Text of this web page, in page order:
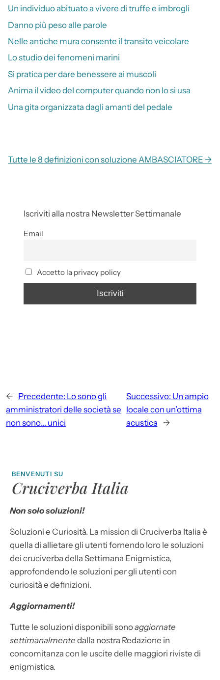
Un individuo abituato a vivere di truffe e imbrogli
Danno più peso alle parole
Nelle antiche mura consente il transito veicolare
Lo studio dei fenomeni marini
Si pratica per dare benessere ai muscoli
Anima il video del computer quando non lo si usa
Una gita organizzata dagli amanti del pedale
Tutte le 8 definizioni con soluzione AMBASCIATORE →
Iscriviti alla nostra Newsletter Settimanale
Email
Accetto la privacy policy
← Precedente: Lo sono gli
amministratori delle società se
non sono… unici
Successivo: Un ampio
locale con un’ottima
acustica
→
BENVENUTI SU
Cruciverba Italia
Non solo soluzioni!
Soluzioni e Curiosità. La mission di Cruciverba Italia è
quella di allietare gli utenti fornendo loro le soluzioni
dei cruciverba della Settimana Enigmistica,
approfondendo le soluzioni per gli utenti con
curiosità e definizioni.
Aggiornamenti!
Tutte le soluzioni disponibili sonoaggiornate
settimanalmente dalla nostra Redazione in
concomitanza con le uscite delle maggiori riviste di
enigmistica.